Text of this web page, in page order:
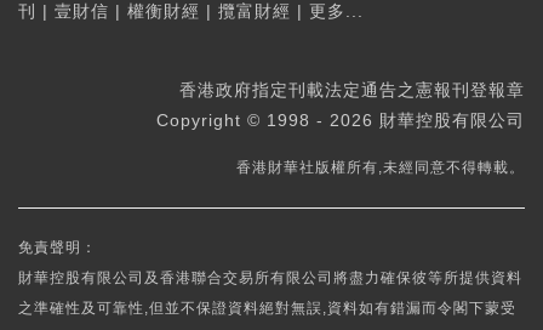
刊
| 壹財信 | 權衡財經 | 攬富財經 | 更多...
香港政府指定刊載法定通告之憲報刊登報章
Copyright © 1998 - 2026 財華控股有限公司
香港財華社版權所有,未經同意不得轉載。
免責聲明：
財華控股有限公司及香港聯合交易所有限公司將盡力確保彼等所提供資料
之準確性及可靠性,但並不保證資料絕對無誤,資料如有錯漏而令閣下蒙受